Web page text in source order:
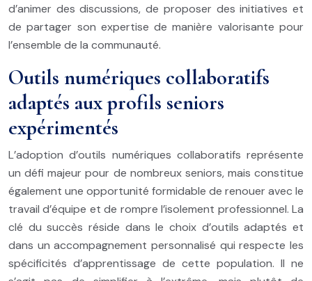
d’animer des discussions, de proposer des initiatives et
de partager son expertise de manière valorisante pour
l’ensemble de la communauté.
Outils numériques collaboratifs
adaptés aux profils seniors
expérimentés
L’adoption d’outils numériques collaboratifs représente
un défi majeur pour de nombreux seniors, mais constitue
également une opportunité formidable de renouer avec le
travail d’équipe et de rompre l’isolement professionnel. La
clé du succès réside dans le choix d’outils adaptés et
dans un accompagnement personnalisé qui respecte les
spécificités d’apprentissage de cette population. Il ne